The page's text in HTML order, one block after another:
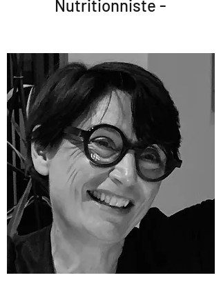
Nutritionniste -